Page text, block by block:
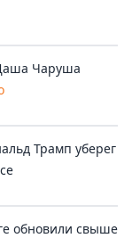
Чаруша
Трамп уберег
обновили свыше